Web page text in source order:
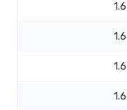
1.6
1.6
1.6
1.6